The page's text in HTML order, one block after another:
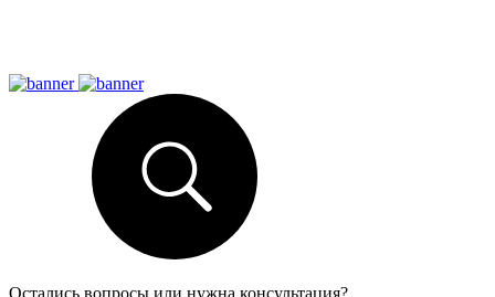
Остались вопросы или нужна консультация?